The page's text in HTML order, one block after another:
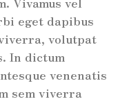
eget dapibus
volutpat
In dictum
venenatis
sem viverra